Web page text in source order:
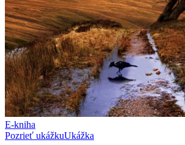
E-kniha
Pozrieť ukážkuUkážka